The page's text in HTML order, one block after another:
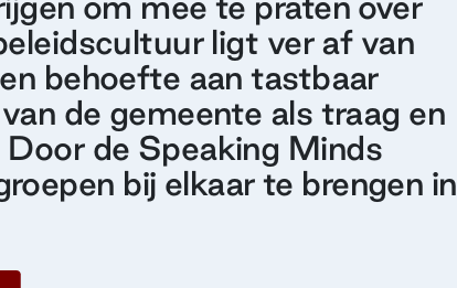
ligt ver af van
behoefte aan tastbaar
de gemeente als traag en
de Speaking Minds
bij elkaar te brengen in